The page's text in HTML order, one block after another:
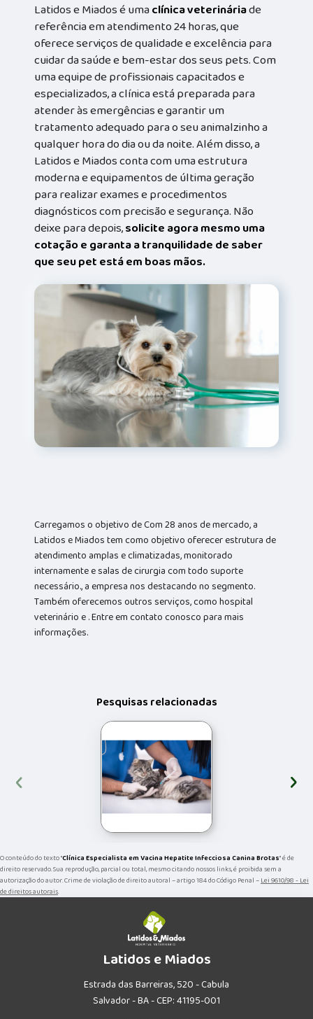
Latidos e Miados é umaclínica veterináriade
referência em atendimento 24 horas, que
oferece serviços de qualidade e excelência para
cuidar da saúde e bem-estar dos seus pets. Com
uma equipe de profissionais capacitados e
especializados, a clínica está preparada para
atender às emergências e garantir um
tratamento adequado para o seu animalzinho a
qualquer hora do dia ou da noite. Além disso, a
Latidos e Miados conta com uma estrutura
moderna e equipamentos de última geração
para realizar exames e procedimentos
diagnósticos com precisão e segurança. Não
deixe para depois,solicite agora mesmo uma
cotação e garanta a tranquilidade de saber
que seu pet está em boas mãos.
Carregamos o objetivo de Com 28 anos de mercado, a
Latidos e Miados tem como objetivo oferecer estrutura de
atendimento amplas e climatizadas, monitorado
internamente e salas de cirurgia com todo suporte
necessário., a empresa nos destacando no segmento.
Também oferecemos outros serviços, como hospital
veterinário e . Entre em contato conosco para mais
informações.
Pesquisas relacionadas
‹ ›
O conteúdo do texto "Clínica Especialista em Vacina Hepatite Infecciosa Canina Brotas" é de
direito reservado. Sua reprodução, parcial ou total, mesmo citando nossos links, é proibida sem a
autorização do autor. Crime de violação de direito autoral – artigo 184 do Código Penal –Lei 9610/98 - Lei
de direitos autorais.
Latidos e Miados
Estrada das Barreiras, 520 - Cabula
Salvador - BA - CEP: 41195-001